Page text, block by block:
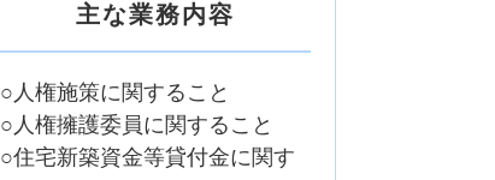
主な業務内容
○人権施策に関すること
○人権擁護委員に関すること
○住宅新築資金等貸付金に関す